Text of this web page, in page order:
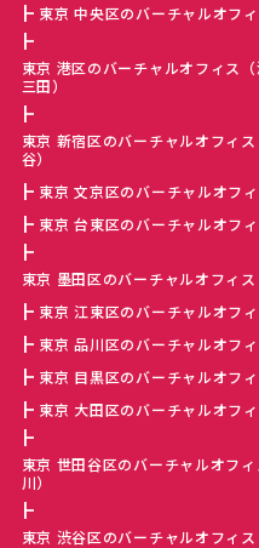
東京 中央区のバーチャルオフ
東京 港区のバーチャルオフィス
三田）
東京 新宿区のバーチャルオフィ
谷）
東京 文京区のバーチャルオフ
東京 台東区のバーチャルオフィ
東京 墨田区のバーチャルオフィ
東京 江東区のバーチャルオフ
東京 品川区のバーチャルオフ
東京 目黒区のバーチャルオフ
東京 大田区のバーチャルオフ
東京 世田谷区のバーチャルオフ
川）
東京 渋谷区のバーチャルオフィ